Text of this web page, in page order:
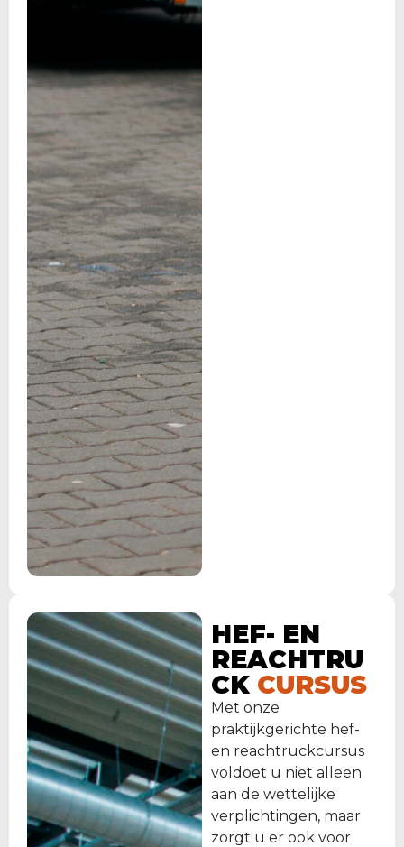
HEF- EN
REACHTRU
CK CURSUS
Met onze
praktijkgerichte hef-
en reachtruckcursus
voldoet u niet alleen
aan de wettelijke
verplichtingen, maar
zorgt u er ook voor